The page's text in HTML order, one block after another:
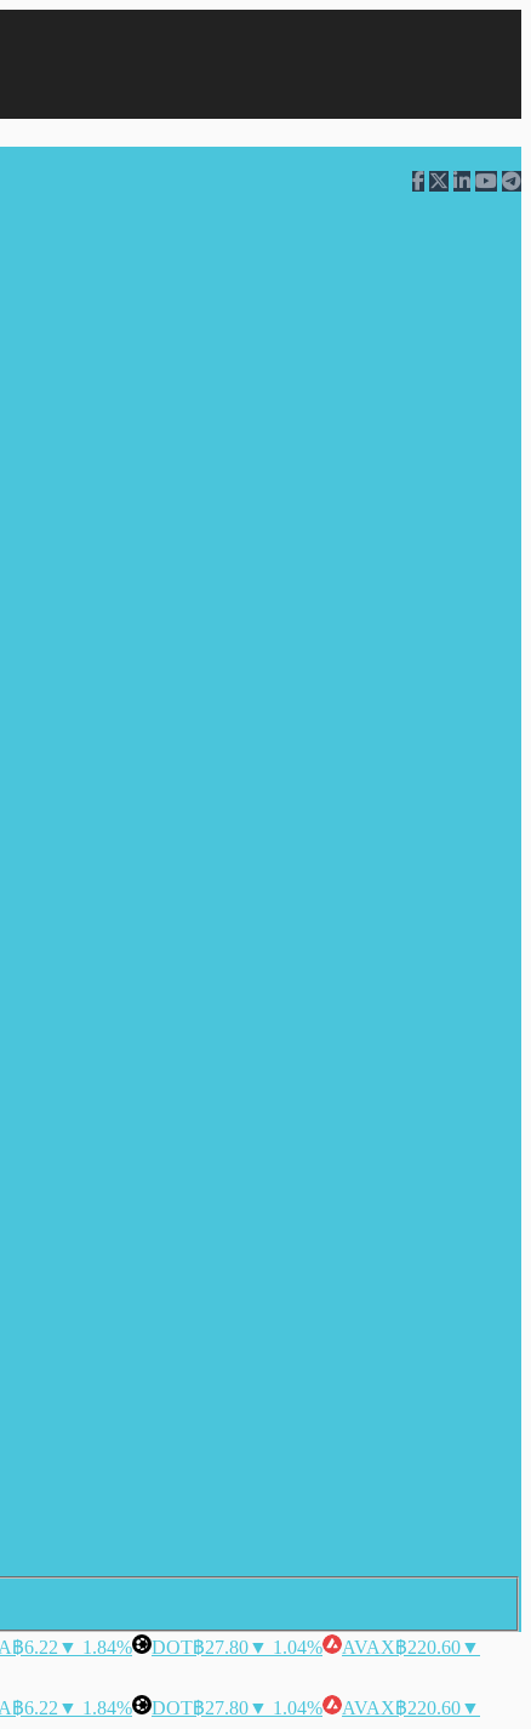
฿6.22 ▼ 1.84% DOT฿27.80▼ 1.04% AVAX฿220.60▼
฿6.22 ▼ 1.84% DOT฿27.80▼ 1.04% AVAX฿220.60▼